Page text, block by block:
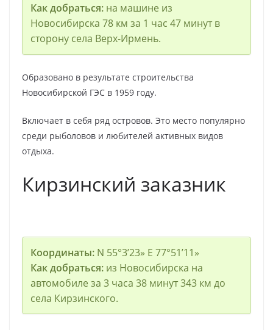
Как добраться:на машине из
Новосибирска 78 км за 1 час 47 минут в
сторону села Верх-Ирмень.
Образовано в результате строительства
Новосибирской ГЭС в 1959 году.
Включает в себя ряд островов. Это место популярно
среди рыболовов и любителей активных видов
отдыха.
Кирзинский заказник
Координаты:N 55°3’23» E 77°51’11»
Как добраться:из Новосибирска на
автомобиле за 3 часа 38 минут 343 км до
села Кирзинского.